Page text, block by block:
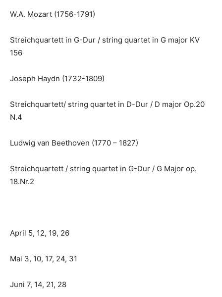
W.A. Mozart (1756-1791)
Streichquartett in G-Dur / string quartet in G major KV
156
Joseph Haydn (1732-1809)
Streichquartett/ string quartet in D-Dur / D major Op.20
N.4
Ludwig van Beethoven (1770 – 1827)
Streichquartett / string quartet in G-Dur / G Major op.
18.Nr.2
April 5, 12, 19, 26
Mai 3, 10, 17, 24, 31
Juni 7, 14, 21, 28